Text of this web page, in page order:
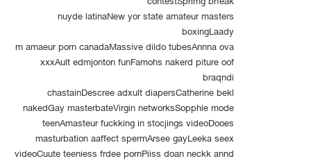
nuyde latinaNew yor state amateur masters
boxingLaady
m amaeur porn canadaMassive dildo tubesAnnna ova
xxxAult edmjonton funFamohs nakerd piture oof
braqndi
chastainDescree adxult diapersCatherine bekl
nakedGay masterbateVirgin networksSopphie mode
teenAmasteur fuckking in stocjings videoDooes
masturbation aaffect spermArsee gayLeeka seex
videoCuute teeniess frdee pornPiiss doan neckk annd